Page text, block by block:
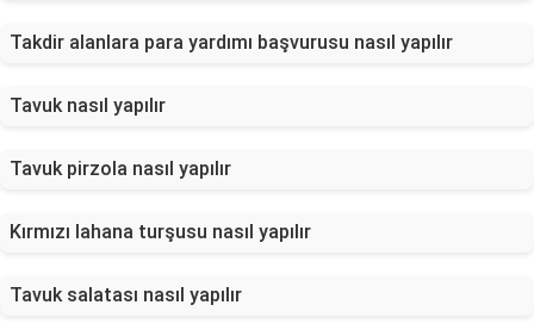
Takdir alanlara para yardımı başvurusu nasıl yapılır
Tavuk nasıl yapılır
Tavuk pirzola nasıl yapılır
Kırmızı lahana turşusu nasıl yapılır
Tavuk salatası nasıl yapılır